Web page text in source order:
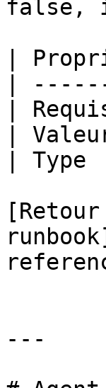
false,
|
|
|
|
|
---